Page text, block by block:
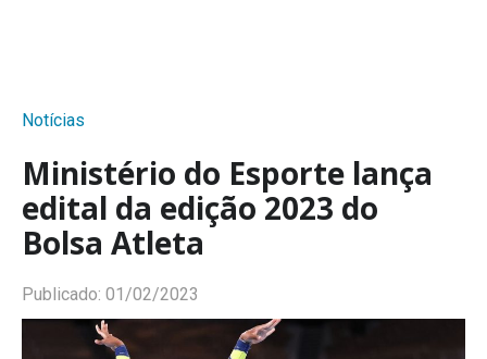
Notícias
Ministério do Esporte lança
edital da edição 2023 do
Bolsa Atleta
Publicado: 01/02/2023